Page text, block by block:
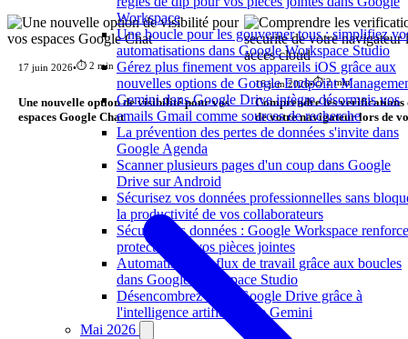
Workspace
Une boucle pour les gouverner tous : simplifiez
automatisations dans Google Workspace Studio
Gérez plus finement vos appareils iOS grâce aux
nouvelles options de Google Endpoint
Gemini dans Google Drive intègre désormais vos
emails Gmail comme sources de recherche
La prévention des pertes de données s'invite dans
Google Agenda
Scanner plusieurs pages d'un coup dans Google
Drive sur Android
Sécurisez vos données professionnelles sans
la productivité de vos collaborateurs
Sécurité des données : Google Workspace
protection de vos pièces jointes
Automatisez vos flux de travail grâce aux boucles
dans Google Workspace Studio
Désencombrez votre Google Drive grâce à
l'intelligence artificielle de Gemini
Mai 2026
17 juin 2026•⏱️ 2 min
Une nouvelle option de visibilité pour vos
espaces Google Chat
16 juin 2026•⏱️ 2 min
Comprendre les verifications
de votre navigateur lors de
cloud